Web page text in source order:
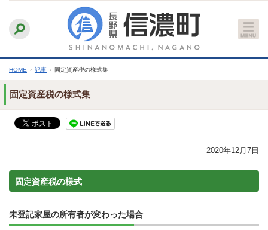
文
へ
ふりがなをつける
文字サイズ
縮小 標準 拡大
HOME › 記事 › 固定資産税の様式集
固定資産税の様式集
2020年12月7日
固定資産税の様式
未登記家屋の所有者が変わった場合